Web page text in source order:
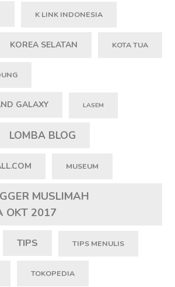
K LINK INDONESIA
KOREA SELATAN KOTA TUA
GALAXY LASEM
LOMBA BLOG
MUSEUM
MUSLIMAH
OKT 2017
TIPS TIPS MENULIS
TOKOPEDIA